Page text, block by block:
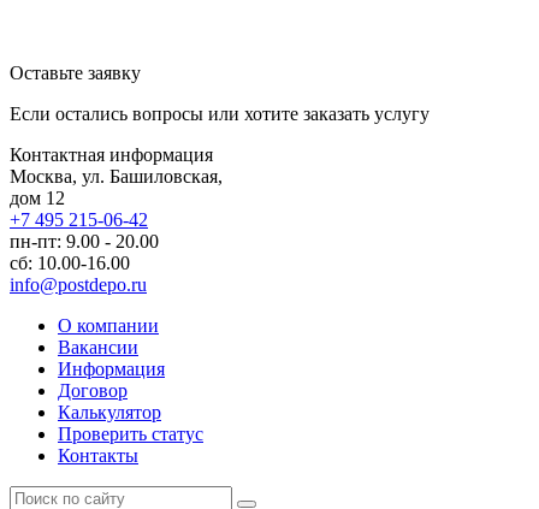
Оставьте заявку
Если остались вопросы или хотите заказать услугу
Контактная информация
Москва, ул. Башиловская,
дом 12
+7 495 215-06-42
пн-пт: 9.00 - 20.00
сб: 10.00-16.00
info@postdepo.ru
О компании
Вакансии
Информация
Договор
Калькулятор
Проверить статус
Контакты